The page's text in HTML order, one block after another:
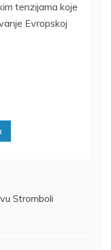
tenzijama koje
Evropskoj
Stromboli